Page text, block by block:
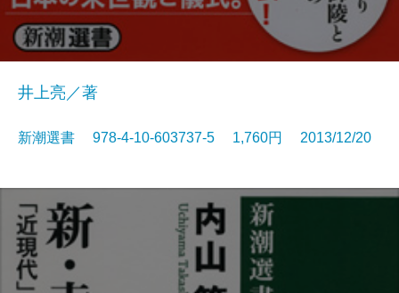
井上亮／著
新潮選書 978-4-10-603737-5 1,760円 2013/12/20